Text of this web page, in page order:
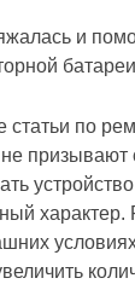
и
по
призывают
характер.